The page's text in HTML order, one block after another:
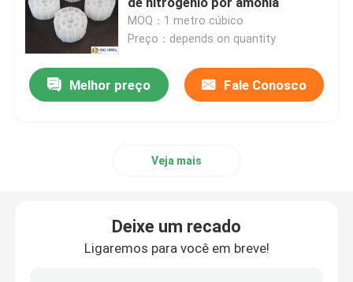
carbonato de lítio
Alumina Ativada
Embalagem de laboratório
MOQ：1 metro cúbico
Preço：depends on quantity
Melhor preço Fale Conosco
Veja mais
Deixe um recado
Ligaremos para você em breve!